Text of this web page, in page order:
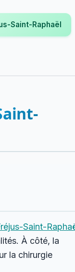
Saint-Raphaël
Saint-
À côté, la
la chirurgie